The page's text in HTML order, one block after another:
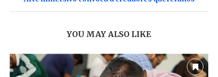
YOU MAY ALSO LIKE